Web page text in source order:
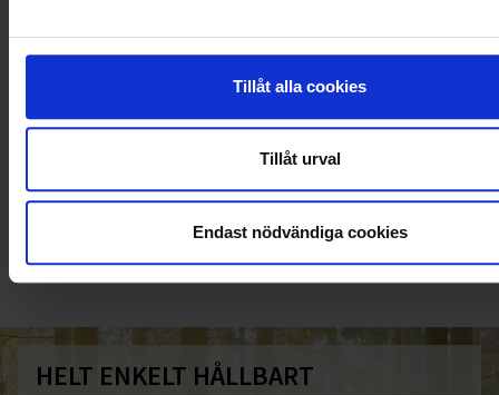
Tillåt alla cookies
Tillåt urval
Endast nödvändiga cookies
010-45 00 200​
HELT ENKELT HÅLLBART